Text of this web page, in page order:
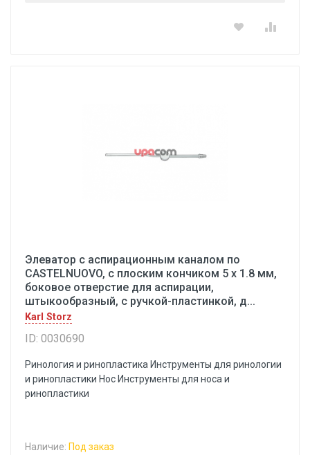
Элеватор с аспирационным каналом по
CASTELNUOVO, с плоским кончиком 5 х 1.8 мм,
боковое отверстие для аспирации,
штыкообразный, с ручкой-пластинкой, д...
Karl Storz
ID: 0030690
Ринология и ринопластика Инструменты для ринологии
и ринопластики Hoc Инструменты для носа и
ринопластики
Наличие: Под заказ